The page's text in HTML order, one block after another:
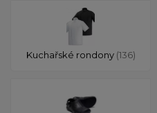
Kuchařské rondony (136)